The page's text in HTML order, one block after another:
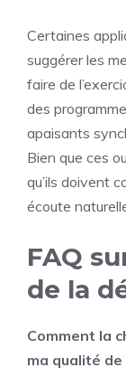
Certaines
suggérer les
faire de
des
apaisants
Bien que ces
qu’ils doivent
écoute
FAQ
de la
Comment la
ma qualité de